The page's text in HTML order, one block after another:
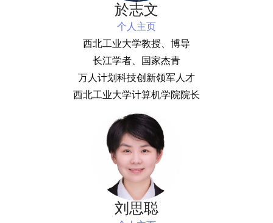
於志文
个人主页
西北工业大学教授、博导
长江学者、国家杰青
万人计划科技创新领军人才
西北工业大学计算机学院院长
刘思聪